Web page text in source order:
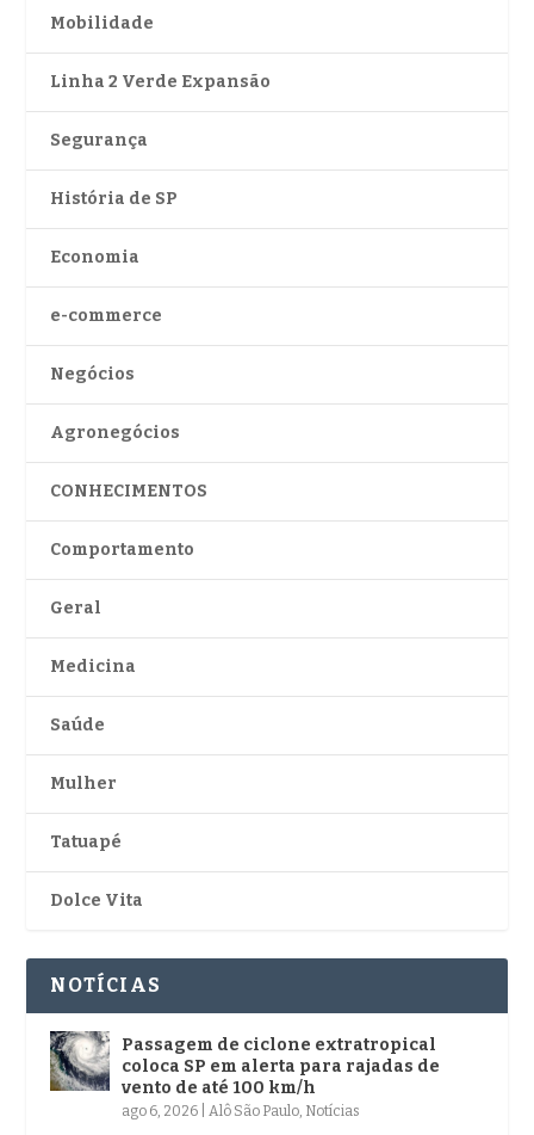
Mobilidade
Linha 2 Verde Expansão
Segurança
História de SP
Economia
e-commerce
Negócios
Agronegócios
CONHECIMENTOS
Comportamento
Geral
Medicina
Saúde
Mulher
Tatuapé
Dolce Vita
NOTÍCIAS
Passagem de ciclone extratropical
coloca SP em alerta para rajadas de
vento de até 100 km/h
ago 6, 2026 Alô São Paulo Notícias